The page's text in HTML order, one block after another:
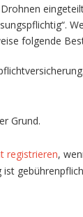
folgende
Grund.
registrieren,